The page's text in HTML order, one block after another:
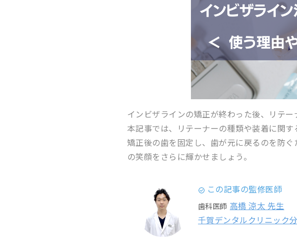
インビザラインの矯正が終わった後、リテ
本記事では、リテーナーの種類や装着に関す
矯正後の歯を固定し、歯が元に戻るのを防
の笑顔をさらに輝かせましょう。
この記事の監修医師
歯科医師 高橋 涼太 先生
千賀デンタルクリニック